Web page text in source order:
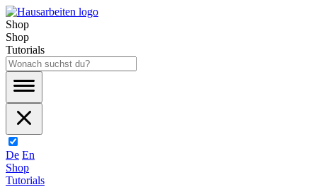
Shop
Shop
Tutorials
De En
Shop
Tutorials